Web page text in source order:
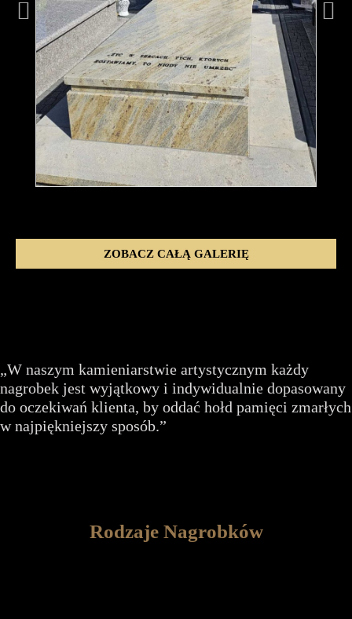
ZOBACZ CAŁĄ GALERIĘ
„W naszym kamieniarstwie artystycznym każdy
nagrobek jest wyjątkowy i indywidualnie dopasowany
do oczekiwań klienta, by oddać hołd pamięci zmarłych
w najpiękniejszy sposób.”
Rodzaje Nagrobków